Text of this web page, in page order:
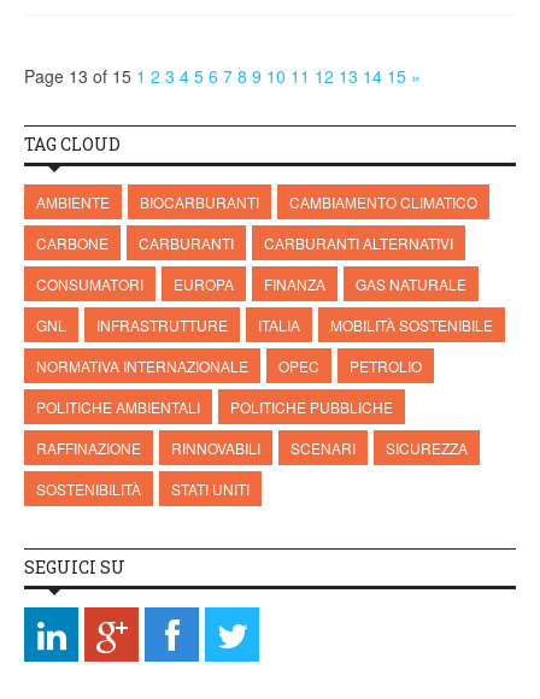
Page 13 of 15 1 2 3 4 5 6 7 8 9 10 11 12 13 14 15 »
TAG CLOUD
AMBIENTE BIOCARBURANTI
CAMBIAMENTO CLIMATICO
CARBONE
CARBURANTI
CARBURANTI ALTERNATIVI
CONSUMATORI
EUROPA FINANZA
GAS NATURALE
GNL
INFRASTRUTTURE ITALIA
MOBILITÀ SOSTENIBILE
NORMATIVA INTERNAZIONALE
OPEC
PETROLIO
POLITICHE AMBIENTALI
POLITICHE PUBBLICHE
RAFFINAZIONE
RINNOVABILI SCENARI
SICUREZZA
SOSTENIBILITÀ
STATI UNITI
SEGUICI SU